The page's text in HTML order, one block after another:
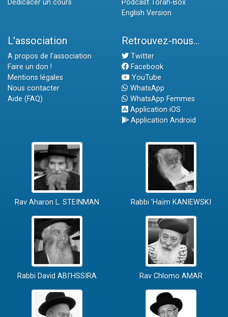
Dédicacer un cours
Podcast Torah-Box
English Version
L'association
A propos de l'association
Faire un don !
Mentions légales
Nous contacter
Aide (FAQ)
Retrouvez-nous...
Twitter
Facebook
YouTube
WhatsApp
WhatsApp Femmes
Application iOS
Application Android
Rav Aharon L. STEINMAN Rabbi 'Haïm KANIEWSKI
Rabbi David ABI'HSSIRA Rav Chlomo AMAR